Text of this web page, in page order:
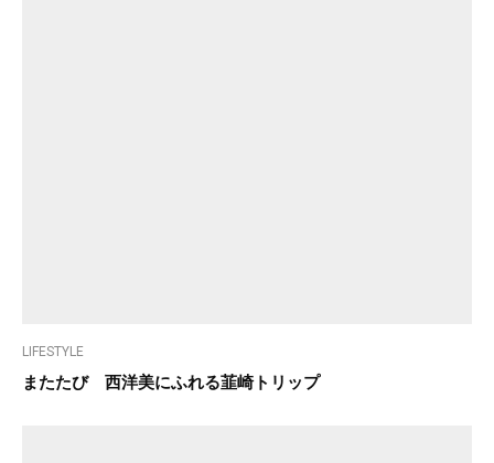
LIFESTYLE
またたび 西洋美にふれる韮崎トリップ